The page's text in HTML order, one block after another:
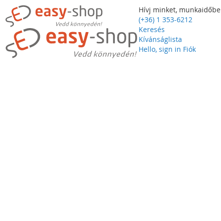
Hívj minket,
(+36) 1 353-6212
Keresés
Kívánságlista
Hello, sign in Fiók